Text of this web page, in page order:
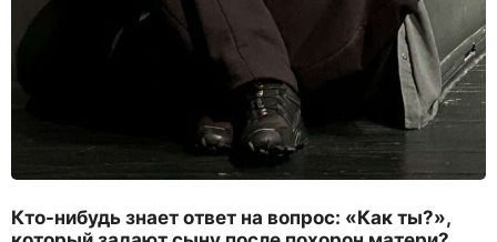
Кто-нибудь знает ответ на вопрос: «Как ты?»,